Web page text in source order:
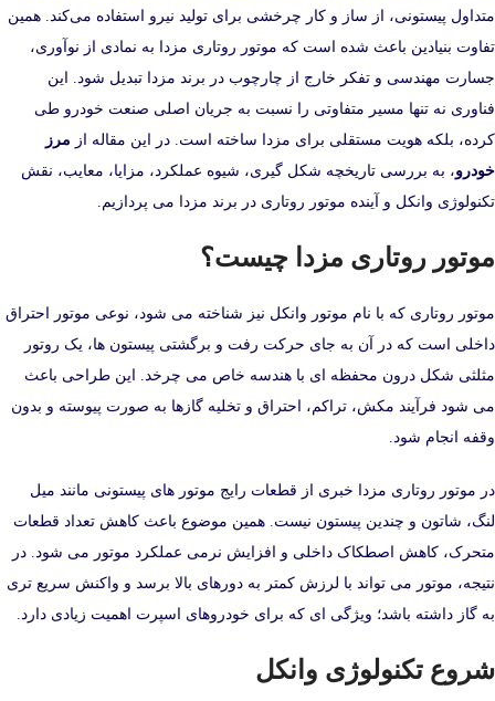
متداول پیستونی، از ساز و کار چرخشی برای تولید نیرو استفاده می‌کند. همین
تفاوت بنیادین باعث شده است که موتور روتاری مزدا به نمادی از نوآوری،
جسارت مهندسی و تفکر خارج از چارچوب در برند مزدا تبدیل شود. این
فناوری نه‌ تنها مسیر متفاوتی را نسبت به جریان اصلی صنعت خودرو طی
کرده، بلکه هویت مستقلی برای مزدا ساخته است. در این مقاله از مرز
خودرو، به بررسی تاریخچه شکل‌ گیری، شیوه عملکرد، مزایا، معایب، نقش
تکنولوژی وانکل و آینده موتور روتاری در برند مزدا می‌ پردازیم.
موتور روتاری مزدا چیست؟
موتور روتاری که با نام موتور وانکل نیز شناخته می‌ شود، نوعی موتور احتراق
داخلی است که در آن به‌ جای حرکت رفت‌ و برگشتی پیستون‌ ها، یک روتور
مثلثی‌ شکل درون محفظه‌ ای با هندسه خاص می‌ چرخد. این طراحی باعث
می‌ شود فرآیند مکش، تراکم، احتراق و تخلیه گازها به‌ صورت پیوسته و بدون
وقفه انجام شود.
در موتور روتاری مزدا خبری از قطعات رایج موتور های پیستونی مانند میل‌
لنگ، شاتون و چندین پیستون نیست. همین موضوع باعث کاهش تعداد قطعات
متحرک، کاهش اصطکاک داخلی و افزایش نرمی عملکرد موتور می‌ شود. در
نتیجه، موتور می‌ تواند با لرزش کمتر به دورهای بالا برسد و واکنش سریع‌ تری
به گاز داشته باشد؛ ویژگی‌ ای که برای خودروهای اسپرت اهمیت زیادی دارد.
شروع تکنولوژی وانکل